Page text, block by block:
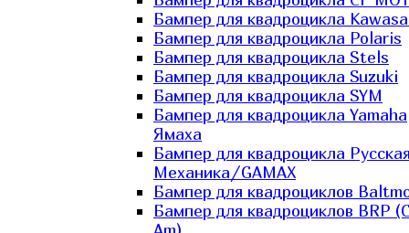
Бампер для квадроцикла
Бампер для квадроцикла Polaris
Бампер для квадроцикла Stels
Бампер для квадроцикла Suzuki
Бампер для квадроцикла SYM
Бампер для квадроцикла Yamaha
Ямаха
Бампер для квадроцикла
Механика/GAMAX
Бампер для квадроциклов
Бампер для квадроциклов BRP